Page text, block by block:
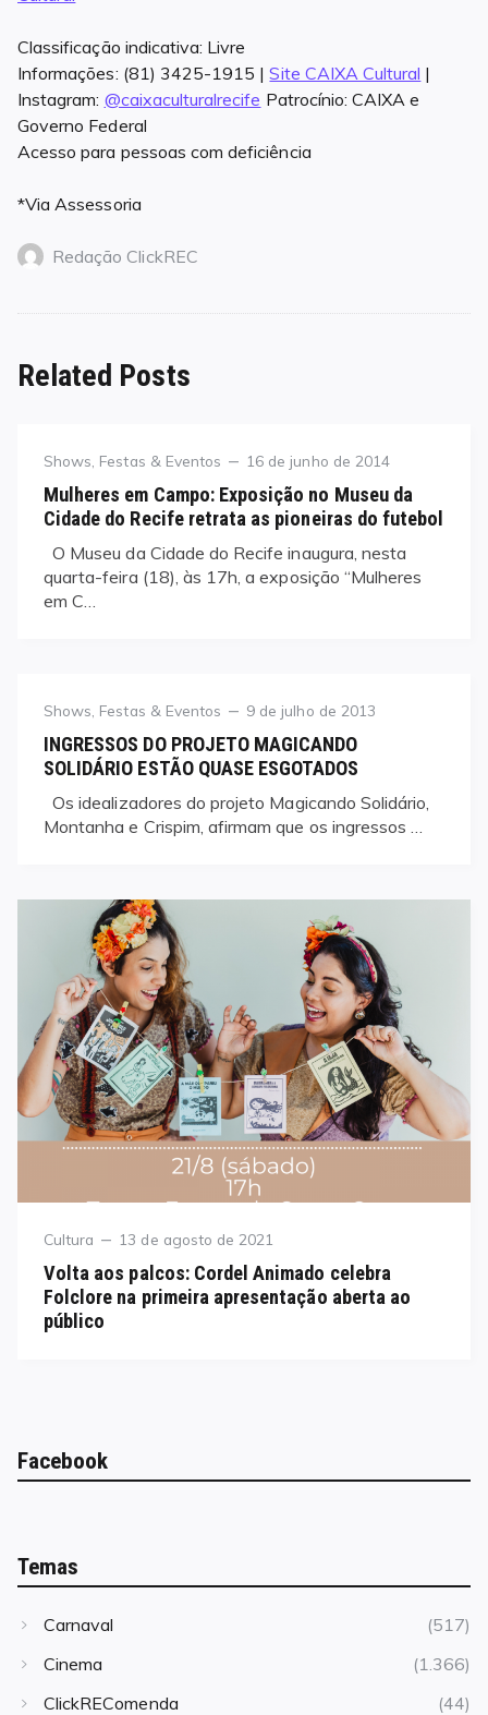
Classificação indicativa: Livre
Informações: (81) 3425-1915 |Site CAIXA Cultural |
Instagram: @caixaculturalrecife Patrocínio: CAIXA e
Governo Federal
Acesso para pessoas com deficiência
*Via Assessoria
Redação ClickREC
Related Posts
Category
Shows, Festas & Eventos
Posted
16 de junho de 2014
Mulheres em Campo: Exposição no Museu da
Cidade do Recife retrata as pioneiras do futebol
O Museu da Cidade do Recife inaugura, nesta
quarta-feira (18), às 17h, a exposição “Mulheres
em C…
Category
Shows, Festas & Eventos
Posted
9 de julho de 2013
INGRESSOS DO PROJETO MAGICANDO
SOLIDÁRIO ESTÃO QUASE ESGOTADOS
Os idealizadores do projeto Magicando Solidário,
Montanha e Crispim, afirmam que os ingressos …
Category
Cultura
Posted
13 de agosto de 2021
Volta aos palcos: Cordel Animado celebra
Folclore na primeira apresentação aberta ao
público
Facebook
Temas
Carnaval
(517)
Cinema
(1.366)
ClickREComenda
(44)